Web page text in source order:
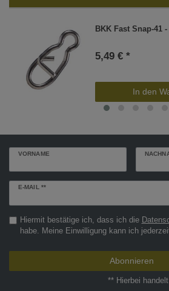
BKK Fast Snap-41
5,49 € *
In den
VORNAME
E-MAIL **
Newsletter
Hiermit bestätige ich, dass ich die
habe. Meine Einwilligung kann ich
Abonnieren
** Hierbei